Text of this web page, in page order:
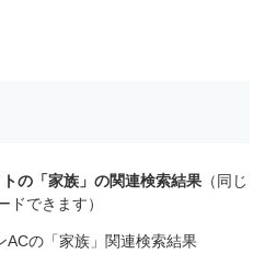
の「家族」の関連検索結果 （同じ
ドできます）
ACの「家族」関連検索結果